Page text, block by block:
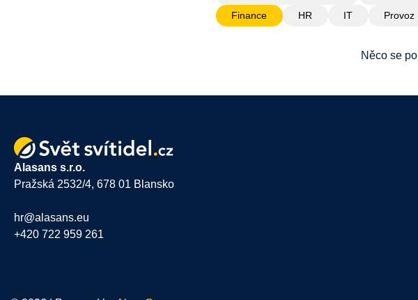
Finance
HR IT Provoz
Něco se
Alasans s.r.o.
Pražská 2532/4, 678 01 Blansko
hr@alasans.eu
+420 722 959 261